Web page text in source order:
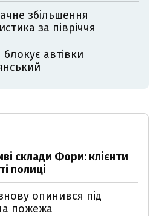
збільшення
за півріччя
автівки
склади Фори: клієнти
полиці
опинився під
пожежа